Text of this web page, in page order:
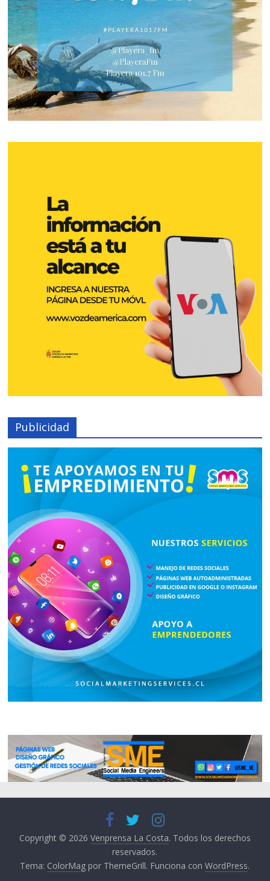
Publicidad
Copyright © 2026 Venprensa La Costa. Todos los derechos
reservados.
Tema: ColorMag por ThemeGrill. Funciona conWordPress.